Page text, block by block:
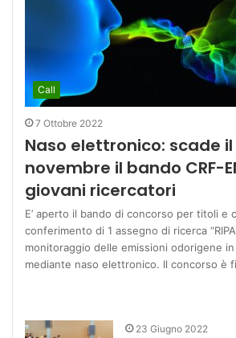
Call
7 Ottobre 2022
Naso elettronico: scade il
novembre il bando CRF-
giovani ricercatori
E’ aperto il bando di concorso per titoli e
conferimento di 1 assegno di ricerca
monitoraggio delle emissioni odorigene
mediante naso elettronico. Il concorso è
23 Giugno 2022